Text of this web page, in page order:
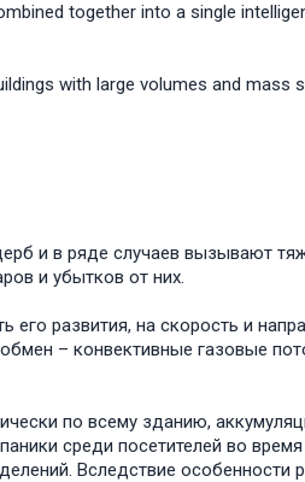
together into a single
with large volumes and mass
и в ряде случаев вызывают
и убытков от них.
развития, на скорость и
– конвективные газовые
по всему зданию,
среди посетителей во
Вследствие особенности